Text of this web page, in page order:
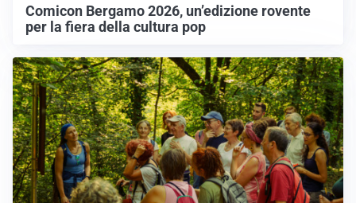
Comicon Bergamo 2026, un’edizione rovente
per la fiera della cultura pop